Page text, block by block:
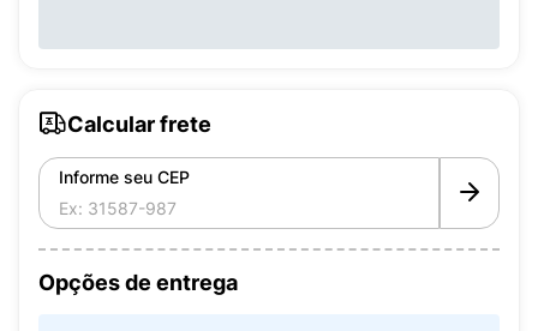
Calcular frete
Informe seu CEP
Opções de entrega